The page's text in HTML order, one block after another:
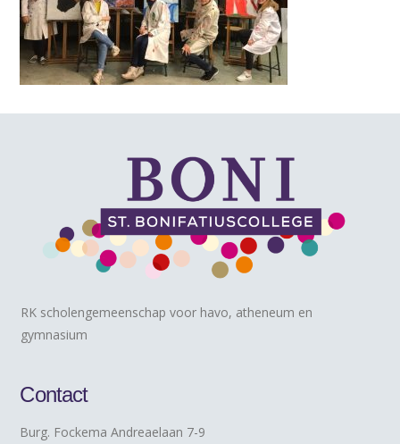
RK scholengemeenschap voor havo, atheneum en
gymnasium
Contact
Burg. Fockema Andreaelaan 7-9